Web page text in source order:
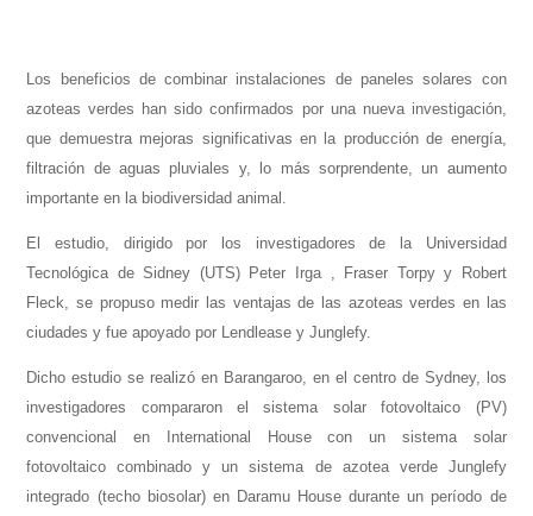
Los beneficios de combinar instalaciones de paneles solares con
azoteas verdes han sido confirmados por una nueva investigación,
que demuestra mejoras significativas en la producción de energía,
filtración de aguas pluviales y, lo más sorprendente, un aumento
importante en la biodiversidad animal.
El estudio, dirigido por los investigadores de la Universidad
Tecnológica de Sidney (UTS) Peter Irga , Fraser Torpy y Robert
Fleck, se propuso medir las ventajas de las azoteas verdes en las
ciudades y fue apoyado por Lendlease y Junglefy.
Dicho estudio se realizó en Barangaroo, en el centro de Sydney, los
investigadores compararon el sistema solar fotovoltaico (PV)
convencional en International House con un sistema solar
fotovoltaico combinado y un sistema de azotea verde Junglefy
integrado (techo biosolar) en Daramu House durante un período de